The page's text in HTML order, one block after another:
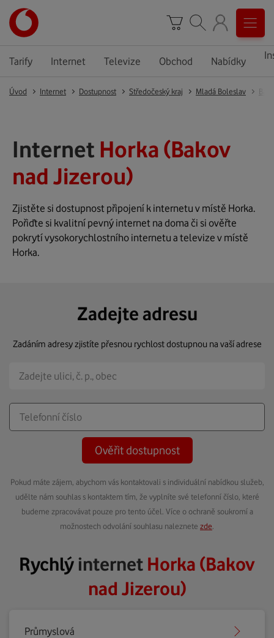
Tarify Internet Televize Obchod Nabídky
Úvod Internet Dostupnost Středočeský kraj Mladá Boleslav
Internet Horka (Bakov
nad Jizerou)
Zjistěte si dostupnost připojení k internetu v místě Horka.
Pořiďte si kvalitní pevný internet na doma či si ověřte
pokrytí vysokorychlostního internetu a televize v místě
Horka.
Zadejte adresu
Zadáním adresy zjistíte přesnou rychlost dostupnou na vaší adrese
Ověřit dostupnost
Pokud máte zájem, abychom vás kontaktovali s individuální nabídkou služeb,
udělte nám souhlas s kontaktem tím, že vyplníte své telefonní číslo, které
budeme zpracovávat pouze pro tento účel. Více o ochraně soukromí a
možnostech odvolání souhlasu naleznete zde
Rychlýinternet Horka (Bakov
nad Jizerou)
Průmyslová